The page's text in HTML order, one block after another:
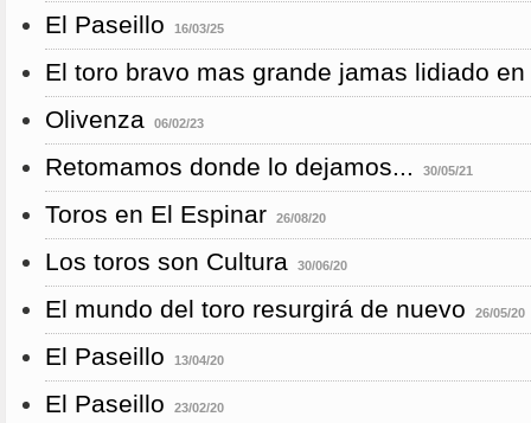
El Paseillo
16/03/25
El toro bravo mas grande jamas lidiado
Olivenza
06/02/23
Retomamos donde lo dejamos... 30/05/21
Toros en El Espinar 26/08/20
Los toros son Cultura 30/06/20
El mundo del toro resurgirá de nuevo 26/05/20
El Paseillo 13/04/20
El Paseillo 23/02/20